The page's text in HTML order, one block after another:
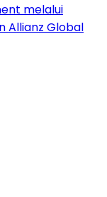
melalui
Allianz Global